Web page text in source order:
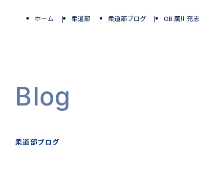
Blog
柔道部ブログ
ホーム 柔道部 柔道部ブログ OB 廣川充志